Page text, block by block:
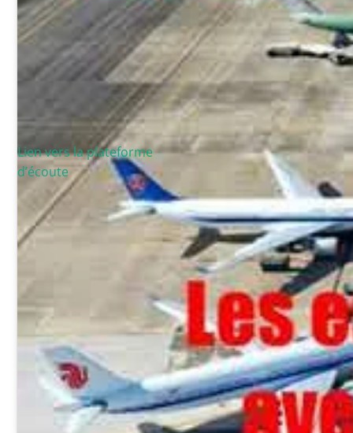
Lien vers la plateforme
d’écoute